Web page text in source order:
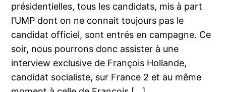
présidentielles, tous les candidats, mis à part
l’UMP dont on ne connait toujours pas le
candidat officiel, sont entrés en campagne. Ce
soir, nous pourrons donc assister à une
interview exclusive de François Hollande,
candidat socialiste, sur France 2 et au même